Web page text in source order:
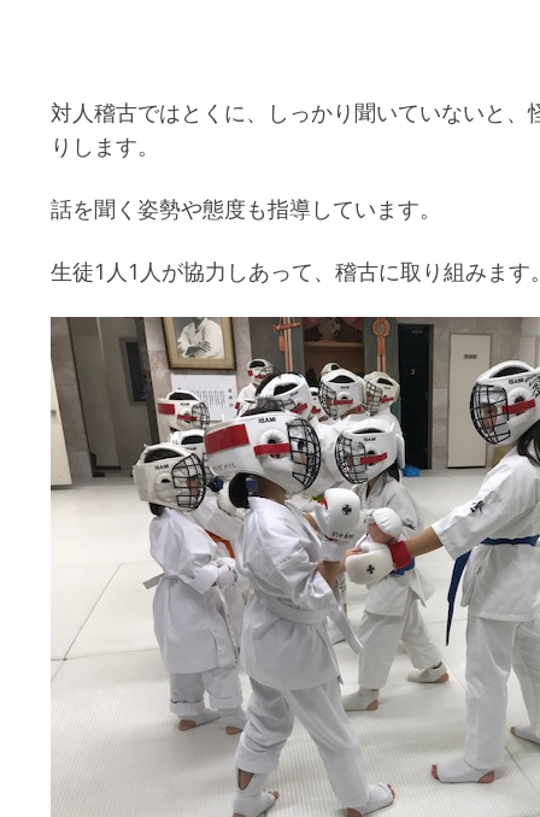
対人稽古ではとくに、しっかり聞いていないと、
りします。
話を聞く姿勢や態度も指導しています。
生徒1人1人が協力しあって、稽古に取り組みます